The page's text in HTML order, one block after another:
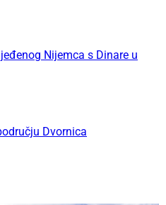
Nijemca s Dinare u
Dvornica